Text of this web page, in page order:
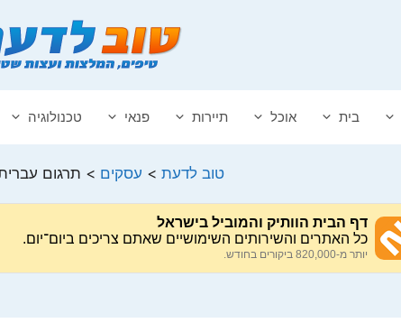
בית אוכל תיירות פנאי טכנולוגיה
טוב לדעת > עסקים > תרגום